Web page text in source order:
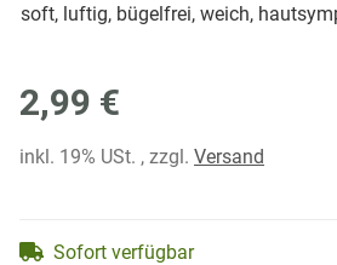
soft, luftig, bügelfrei, weich,
2,99 €
inkl. 19% USt. , zzgl. Versand
Sofort verfügbar